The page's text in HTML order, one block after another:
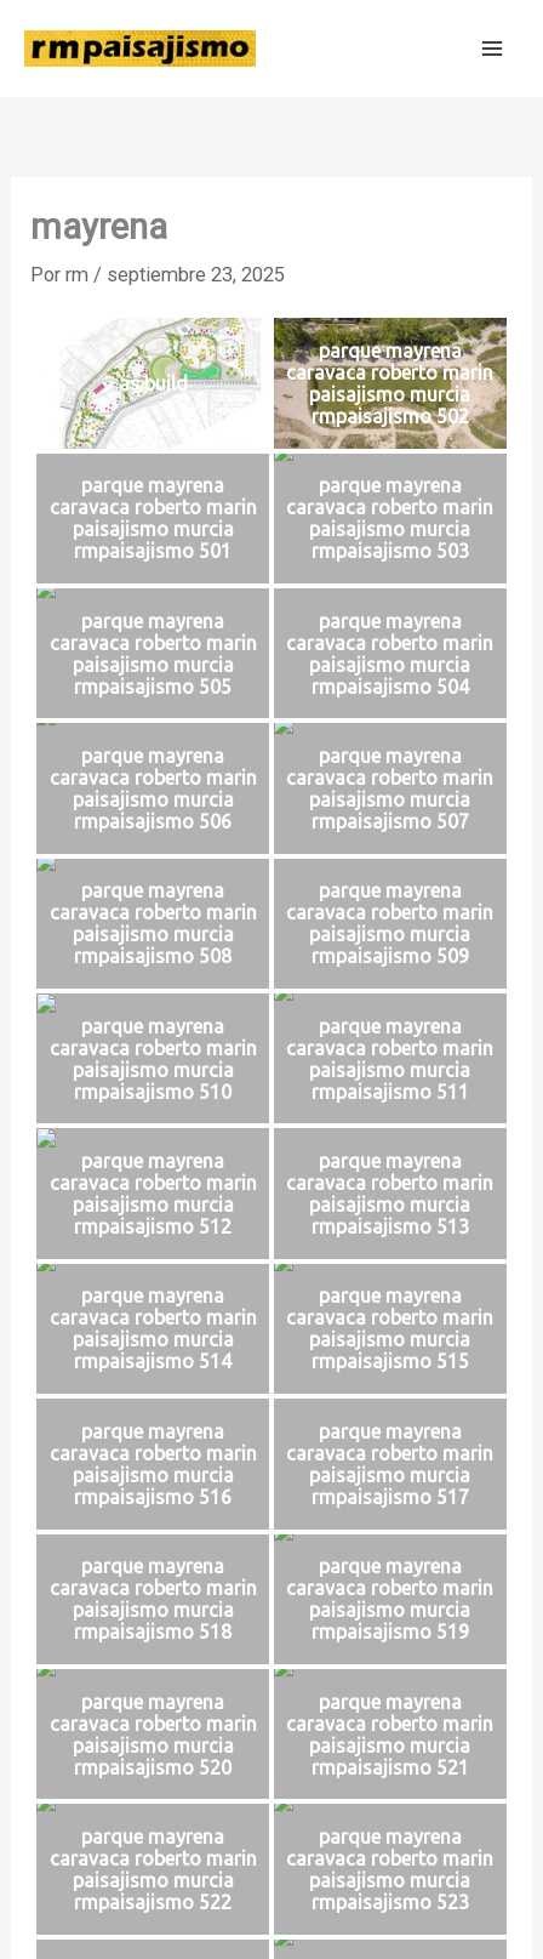
mayrena
Porrm/ septiembre 23, 2025
as build
parque mayrena
caravaca roberto marin
paisajismo murcia
rmpaisajismo 502
parque mayrena
caravaca roberto marin
paisajismo murcia
rmpaisajismo 501
parque mayrena
caravaca roberto marin
paisajismo murcia
rmpaisajismo 503
parque mayrena
caravaca roberto marin
paisajismo murcia
rmpaisajismo 505
parque mayrena
caravaca roberto marin
paisajismo murcia
rmpaisajismo 504
parque mayrena
caravaca roberto marin
paisajismo murcia
rmpaisajismo 506
parque mayrena
caravaca roberto marin
paisajismo murcia
rmpaisajismo 507
parque mayrena
caravaca roberto marin
paisajismo murcia
rmpaisajismo 508
parque mayrena
caravaca roberto marin
paisajismo murcia
rmpaisajismo 509
parque mayrena
caravaca roberto marin
paisajismo murcia
rmpaisajismo 510
parque mayrena
caravaca roberto marin
paisajismo murcia
rmpaisajismo 511
parque mayrena
caravaca roberto marin
paisajismo murcia
rmpaisajismo 512
parque mayrena
caravaca roberto marin
paisajismo murcia
rmpaisajismo 513
parque mayrena
caravaca roberto marin
paisajismo murcia
rmpaisajismo 514
parque mayrena
caravaca roberto marin
paisajismo murcia
rmpaisajismo 515
parque mayrena
caravaca roberto marin
paisajismo murcia
rmpaisajismo 516
parque mayrena
caravaca roberto marin
paisajismo murcia
rmpaisajismo 517
parque mayrena
caravaca roberto marin
paisajismo murcia
rmpaisajismo 518
parque mayrena
caravaca roberto marin
paisajismo murcia
rmpaisajismo 519
parque mayrena
caravaca roberto marin
paisajismo murcia
rmpaisajismo 520
parque mayrena
caravaca roberto marin
paisajismo murcia
rmpaisajismo 521
parque mayrena
caravaca roberto marin
paisajismo murcia
rmpaisajismo 522
parque mayrena
caravaca roberto marin
paisajismo murcia
rmpaisajismo 523